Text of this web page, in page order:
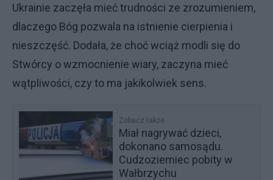
Ukrainie zaczęła mieć trudności ze zrozumieniem,
dlaczego Bóg pozwala na istnienie cierpienia i
nieszczęść. Dodała, że choć wciąż modli się do
Stwórcy o wzmocnienie wiary, zaczyna mieć
wątpliwości, czy to ma jakikolwiek sens.
Zobacz także
Miał nagrywać dzieci,
dokonano samosądu.
Cudzoziemiec pobity w
Wałbrzychu